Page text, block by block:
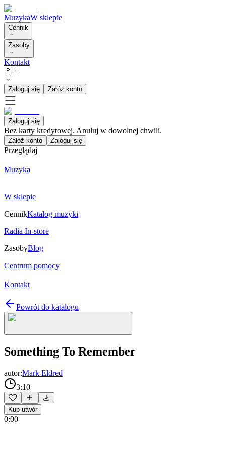
MuzykaW sklepie
Cennik
Zasoby
Kontakt
🇵🇱
Zaloguj się Załóż konto
Zaloguj się
Bez karty kredytowej. Anuluj w dowolnej chwili.
Załóż konto Zaloguj się
Przeglądaj
Muzyka
W sklepie
CennikKatalog muzyki
Radia In-store
ZasobyBlog
Centrum pomocy
Kontakt
Powrót do katalogu
Something To Remember
autor:Mark Eldred
3:10
Kup utwór
0:00